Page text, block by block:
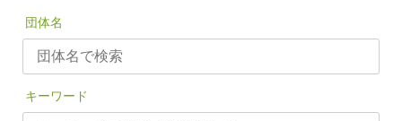
団体名
キーワード